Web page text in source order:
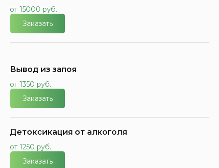
от 15000 руб.
Заказать
Вывод из запоя
от 1350 руб.
Заказать
Детоксикация от алкоголя
от 1250 руб.
Заказать